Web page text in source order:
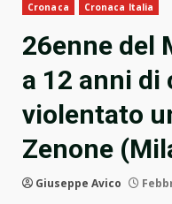
Cronaca Cronaca Italia
26enne del
a 12 anni di
violentato
Zenone
Giuseppe Avico